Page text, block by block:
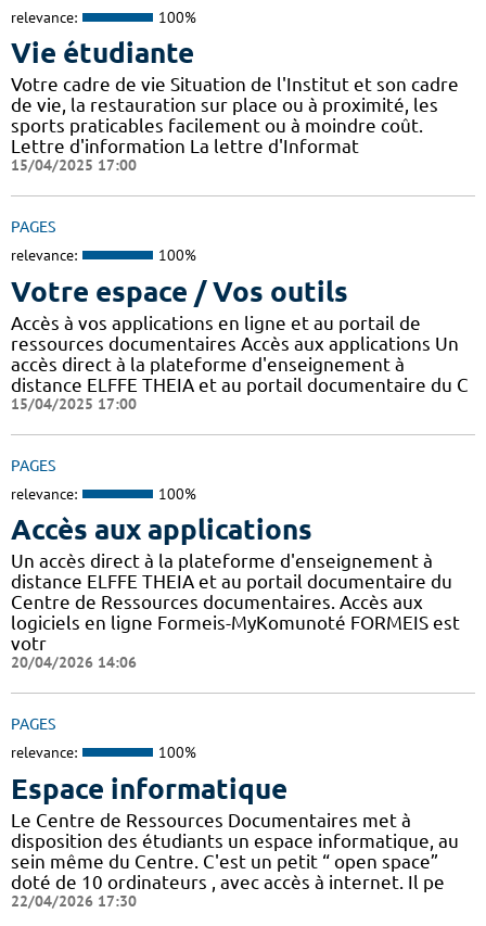
relevance: 100%
Vie étudiante
Votre cadre de vie Situation de l'Institut et son cadre
de vie, la restauration sur place ou à proximité, les
sports praticables facilement ou à moindre coût.
Lettre d'information La lettre d'Informat
15/04/2025 17:00
PAGES
relevance: 100%
Votre espace / Vos outils
Accès à vos applications en ligne et au portail de
ressources documentaires Accès aux applications Un
accès direct à la plateforme d'enseignement à
distance ELFFE THEIA et au portail documentaire du C
15/04/2025 17:00
PAGES
relevance: 100%
Accès aux applications
Un accès direct à la plateforme d'enseignement à
distance ELFFE THEIA et au portail documentaire du
Centre de Ressources documentaires. Accès aux
logiciels en ligne Formeis-MyKomunoté FORMEIS est
votr
20/04/2026 14:06
PAGES
relevance: 100%
Espace informatique
Le Centre de Ressources Documentaires met à
disposition des étudiants un espace informatique, au
sein même du Centre. C'est un petit “ open space”
doté de 10 ordinateurs , avec accès à internet. Il pe
22/04/2026 17:30